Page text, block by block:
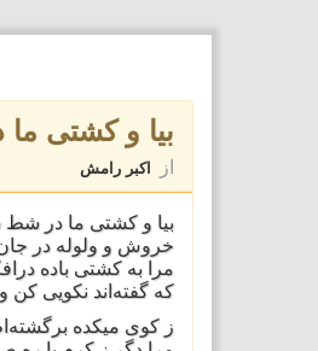
بیا و كشتی ما
از اکبر رامش
بیا و كشتی ما در شط
خروش و ولوله در
مرا به كشتی باده
كه گفته‌اند نكویی كن و
ز كوی میكده